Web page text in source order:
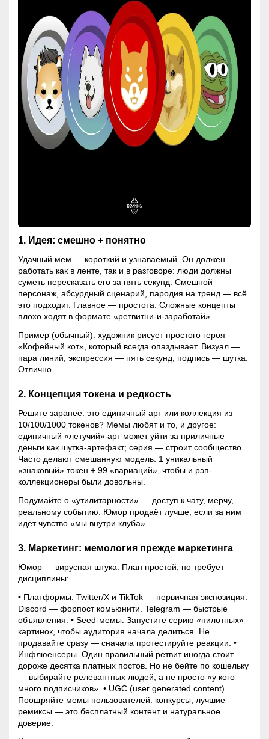
1. Идея: смешно + понятно
Удачный мем — короткий и узнаваемый. Он должен
работать как в ленте, так и в разговоре: люди должны
суметь пересказать его за пять секунд. Смешной
персонаж, абсурдный сценарий, пародия на тренд — всё
это подходит. Главное — простота. Сложные концепты
плохо ходят в формате «ретвитни-и-заработай».
Пример (обычный): художник рисует простого героя —
«Кофейный кот», который всегда опаздывает. Визуал —
пара линий, экспрессия — пять секунд, подпись — шутка.
Отлично.
2. Концепция токена и редкость
Решите заранее: это единичный арт или коллекция из
10/100/1000 токенов? Мемы любят и то, и другое:
единичный «летучий» арт может уйти за приличные
деньги как шутка-артефакт; серия — строит сообщество.
Часто делают смешанную модель: 1 уникальный
«знаковый» токен + 99 «вариаций», чтобы и рэп-
коллекционеры были довольны.
Подумайте о «утилитарности» — доступ к чату, мерчу,
реальному событию. Юмор продаёт лучше, если за ним
идёт чувство «мы внутри клуба».
3. Маркетинг: мемология прежде маркетинга
Юмор — вирусная штука. План простой, но требует
дисциплины:
• Платформы. Twitter/X и TikTok — первичная экспозиция.
Discord — форпост комьюнити. Telegram — быстрые
объявления. • Seed-мемы. Запустите серию «пилотных»
картинок, чтобы аудитория начала делиться. Не
продавайте сразу — сначала протестируйте реакции. •
Инфлюенсеры. Один правильный ретвит иногда стоит
дороже десятка платных постов. Но не бейте по кошельку
— выбирайте релевантных людей, а не просто «у кого
много подписчиков». • UGC (user generated content).
Поощряйте мемы пользователей: конкурсы, лучшие
ремиксы — это бесплатный контент и натуральное
доверие.